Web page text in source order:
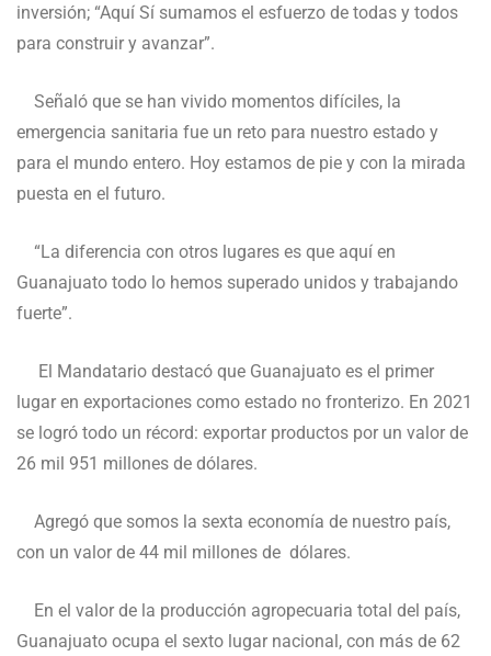
inversión; “Aquí Sí sumamos el esfuerzo de todas y todos
para construir y avanzar”.
Señaló que se han vivido momentos difíciles, la
emergencia sanitaria fue un reto para nuestro estado y
para el mundo entero. Hoy estamos de pie y con la mirada
puesta en el futuro.
“La diferencia con otros lugares es que aquí en
Guanajuato todo lo hemos superado unidos y trabajando
fuerte”.
El Mandatario destacó que Guanajuato es el primer
lugar en exportaciones como estado no fronterizo. En 2021
se logró todo un récord: exportar productos por un valor de
26 mil 951 millones de dólares.
Agregó que somos la sexta economía de nuestro país,
con un valor de 44 mil millones de dólares.
En el valor de la producción agropecuaria total del país,
Guanajuato ocupa el sexto lugar nacional, con más de 62